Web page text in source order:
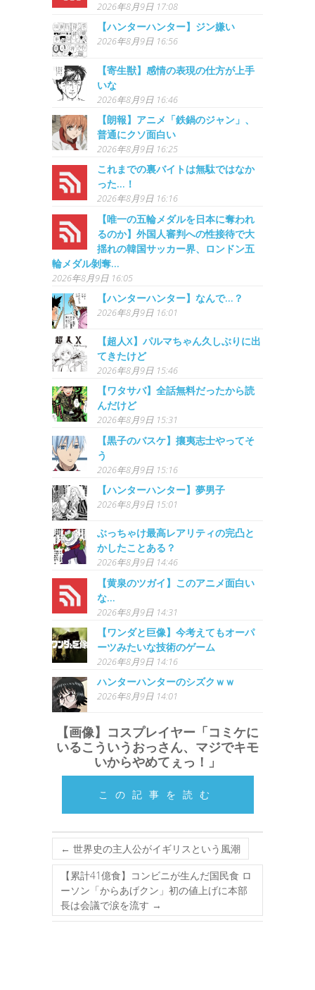
2026年8月9日 17:08
【ハンターハンター】ジン嫌い
2026年8月9日 16:56
【寄生獣】感情の表現の仕方が上手
いな
2026年8月9日 16:46
【朗報】アニメ「鉄鍋のジャン」、
普通にクソ面白い
2026年8月9日 16:25
これまでの裏バイトは無駄ではなか
った…！
2026年8月9日 16:16
【唯一の五輪メダルを日本に奪われ
るのか】外国人審判への性接待で大
揺れの韓国サッカー界、ロンドン五
輪メダル剝奪…
2026年8月9日 16:05
【ハンターハンター】なんで…？
2026年8月9日 16:01
【超人X】パルマちゃん久しぶりに出
てきたけど
2026年8月9日 15:46
【ワタサバ】全話無料だったから読
んだけど
2026年8月9日 15:31
【黒子のバスケ】攘夷志士やってそ
う
2026年8月9日 15:16
【ハンターハンター】夢男子
2026年8月9日 15:01
ぶっちゃけ最高レアリティの完凸と
かしたことある？
2026年8月9日 14:46
【黄泉のツガイ】このアニメ面白い
な…
2026年8月9日 14:31
【ワンダと巨像】今考えてもオーパ
ーツみたいな技術のゲーム
2026年8月9日 14:16
ハンターハンターのシズクｗｗ
2026年8月9日 14:01
【画像】コスプレイヤー「コミケに
いるこういうおっさん、マジでキモ
いからやめてぇっ！」
この記事を読む
← 世界史の主人公がイギリスという風潮
【累計41億食】コンビニが生んだ国民食 ロ
ーソン「からあげクン」初の値上げに本部
長は会議で涙を流す →